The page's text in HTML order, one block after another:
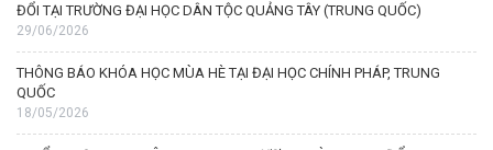
ĐỔI TẠI TRƯỜNG ĐẠI HỌC DÂN TỘC QUẢNG TÂY (TRUNG QUỐC)
29/06/2026
THÔNG BÁO KHÓA HỌC MÙA HÈ TẠI ĐẠI HỌC CHÍNH PHÁP, TRUNG
QUỐC
18/05/2026